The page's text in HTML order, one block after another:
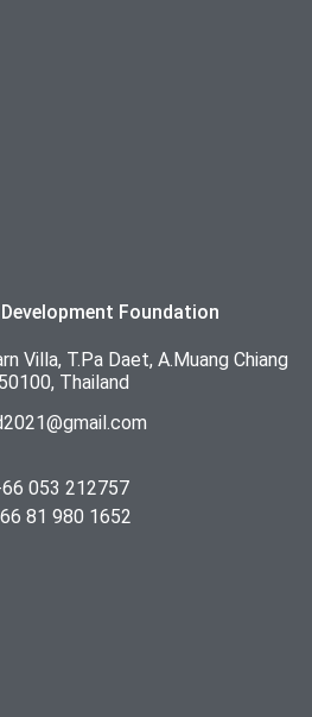
Foundation
Villa, T.Pa Daet, A.Muang Chiang
Thailand
053 212757
81 980 1652